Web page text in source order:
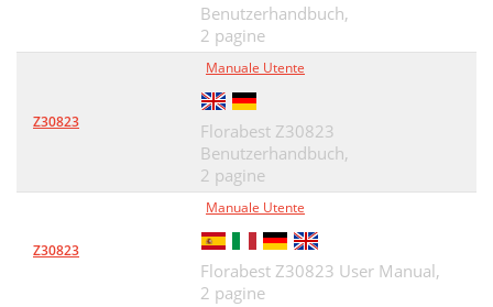
Benutzerhandbuch,
2 pagine
Z30823
Manuale Utente
Florabest Z30823
Benutzerhandbuch,
2 pagine
Z30823
Manuale Utente
Florabest Z30823 User Manual,
2 pagine